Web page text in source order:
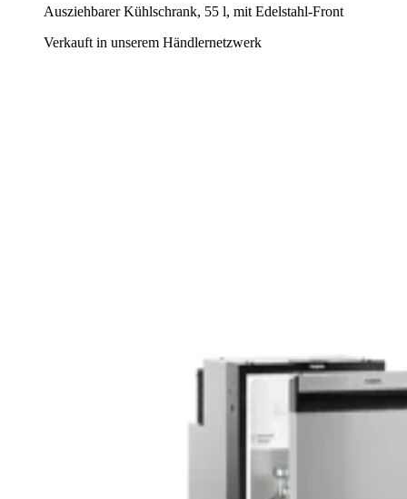
Ausziehbarer Kühlschrank, 55 l, mit Edelstahl-Front
Verkauft in unserem Händlernetzwerk